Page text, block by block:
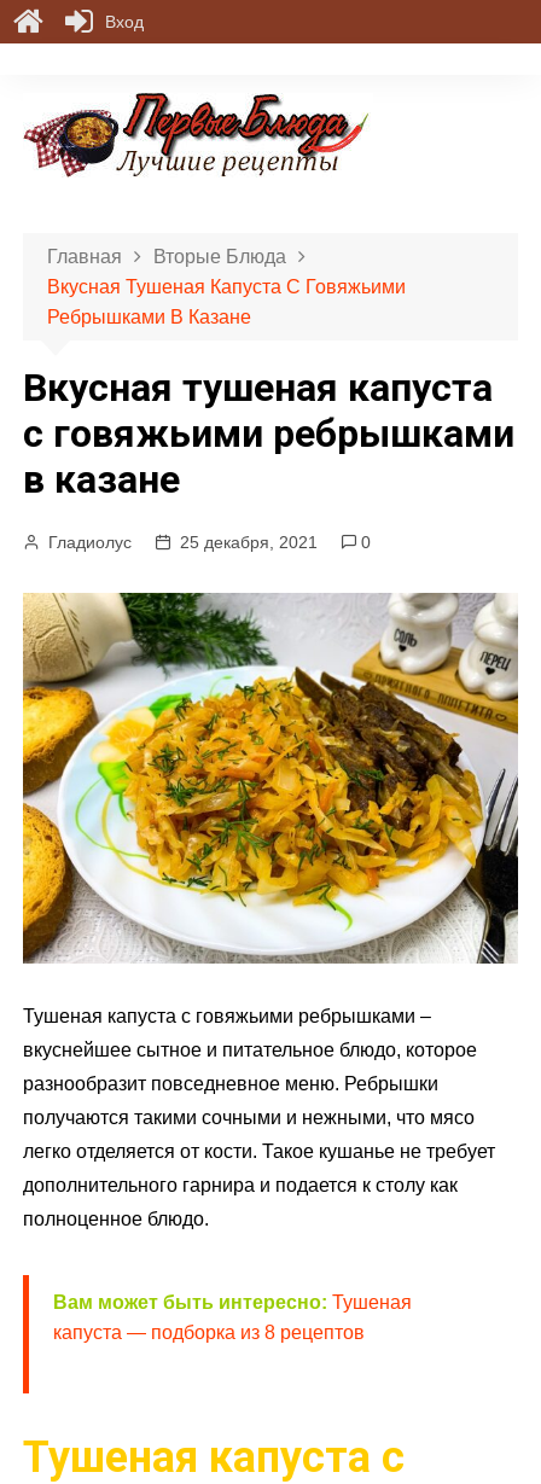
Главная
Вторые Блюда
Вкусная Тушеная Капуста С Говяжьими
Ребрышками В Казане
Вкусная тушеная капуста
с говяжьими ребрышками
в казане
Гладиолус 25 декабря, 2021 0
Тушеная капуста с говяжьими ребрышками –
вкуснейшее сытное и питательное блюдо, которое
разнообразит повседневное меню. Ребрышки
получаются такими сочными и нежными, что мясо
легко отделяется от кости. Такое кушанье не требует
дополнительного гарнира и подается к столу как
полноценное блюдо.
Вам может быть интересно: Тушеная
капуста — подборка из 8 рецептов
Тушеная капуста с
Вход